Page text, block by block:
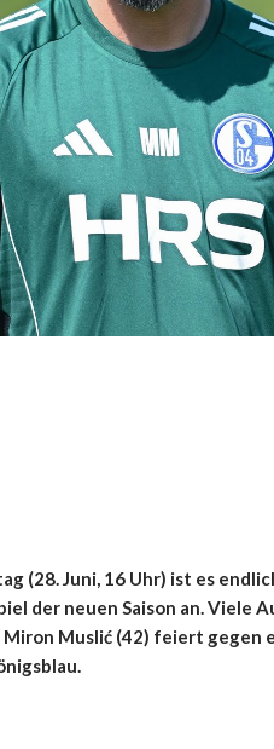
(28. Juni, 16 Uhr) ist es
der neuen Saison an. Viele
Muslić (42) feiert gegen